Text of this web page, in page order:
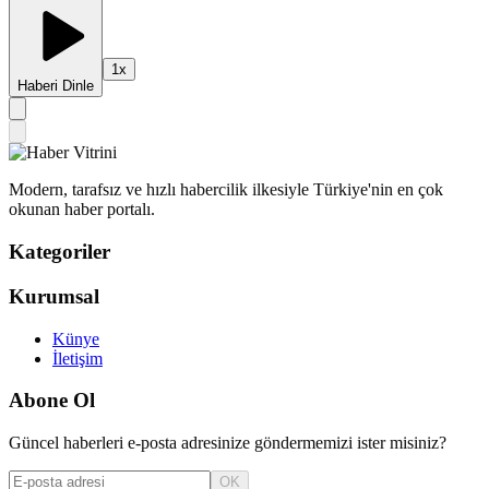
Haberi Dinle
1x
Modern, tarafsız ve hızlı habercilik ilkesiyle Türkiye'nin en çok
okunan haber portalı.
Kategoriler
Kurumsal
Künye
İletişim
Abone Ol
Güncel haberleri e-posta adresinize göndermemizi ister misiniz?
OK